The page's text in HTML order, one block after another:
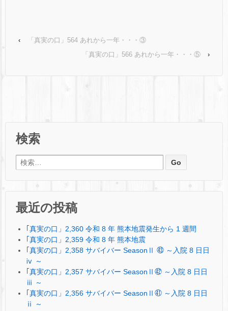
‹
「真実の口」564 あれから一年・・・③
「真実の口」566 あれから一年・・・⑤
›
検索
検索:
最近の投稿
｢真実の口」2,360 令和 8 年 熊本地震発生から 1 週間
｢真実の口」2,359 令和 8 年 熊本地震
｢真実の口」2,358 サバイバー SeasonⅡ ㊸ ～入院 8 日日
ⅳ ～
｢真実の口」2,357 サバイバー SeasonⅡ㊷ ～入院 8 日日
ⅲ ～
｢真実の口」2,356 サバイバー SeasonⅡ㊶ ～入院 8 日日
ⅱ ～